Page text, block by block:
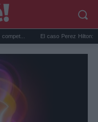
El caso Perez Hilton: su familia